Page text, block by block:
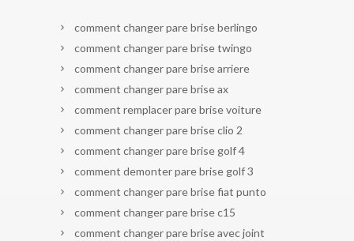
comment changer pare brise berlingo
comment changer pare brise twingo
comment changer pare brise arriere
comment changer pare brise ax
comment remplacer pare brise voiture
comment changer pare brise clio 2
comment changer pare brise golf 4
comment demonter pare brise golf 3
comment changer pare brise fiat punto
comment changer pare brise c15
comment changer pare brise avec joint